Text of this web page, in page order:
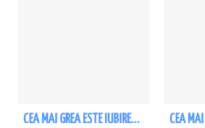
CEA MAI GREA ESTE IUBIREA - Mamaia - ANULAT